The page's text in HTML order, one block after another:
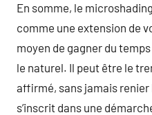
En somme, le
comme une extension de
moyen de gagner du
le naturel. Il peut être le
affirmé, sans jamais renier
s’inscrit dans une